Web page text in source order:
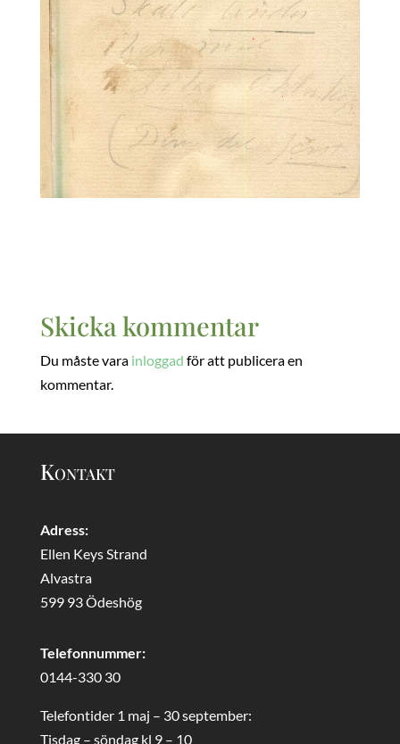
Skicka kommentar
Du måste vara inloggad för att publicera en
kommentar.
Kontakt
Adress:
Ellen Keys Strand
Alvastra
599 93 Ödeshög
Telefonnummer:
0144-330 30
Telefontider 1 maj – 30 september:
Tisdag – söndag kl 9 – 10